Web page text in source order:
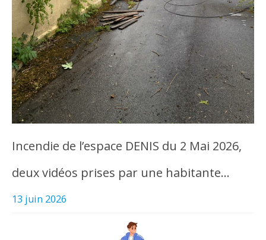
Incendie de l’espace DENIS du 2 Mai 2026,
deux vidéos prises par une habitante…
13 juin 2026